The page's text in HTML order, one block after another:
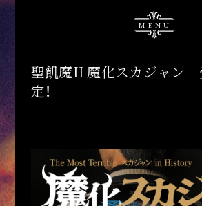
MENU
聖飢魔II 魔化スカジャン
定！